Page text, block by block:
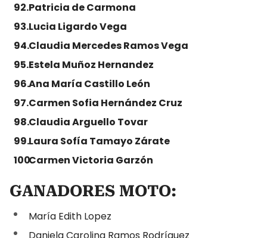
Patricia de Carmona
Lucia Ligardo Vega
Claudia Mercedes Ramos Vega
Estela Muñoz Hernandez
Ana María Castillo León
Carmen Sofia Hernández Cruz
Claudia Arguello Tovar
Laura Sofía Tamayo Zárate
Carmen Victoria Garzón
GANADORES MOTO:
María Edith Lopez